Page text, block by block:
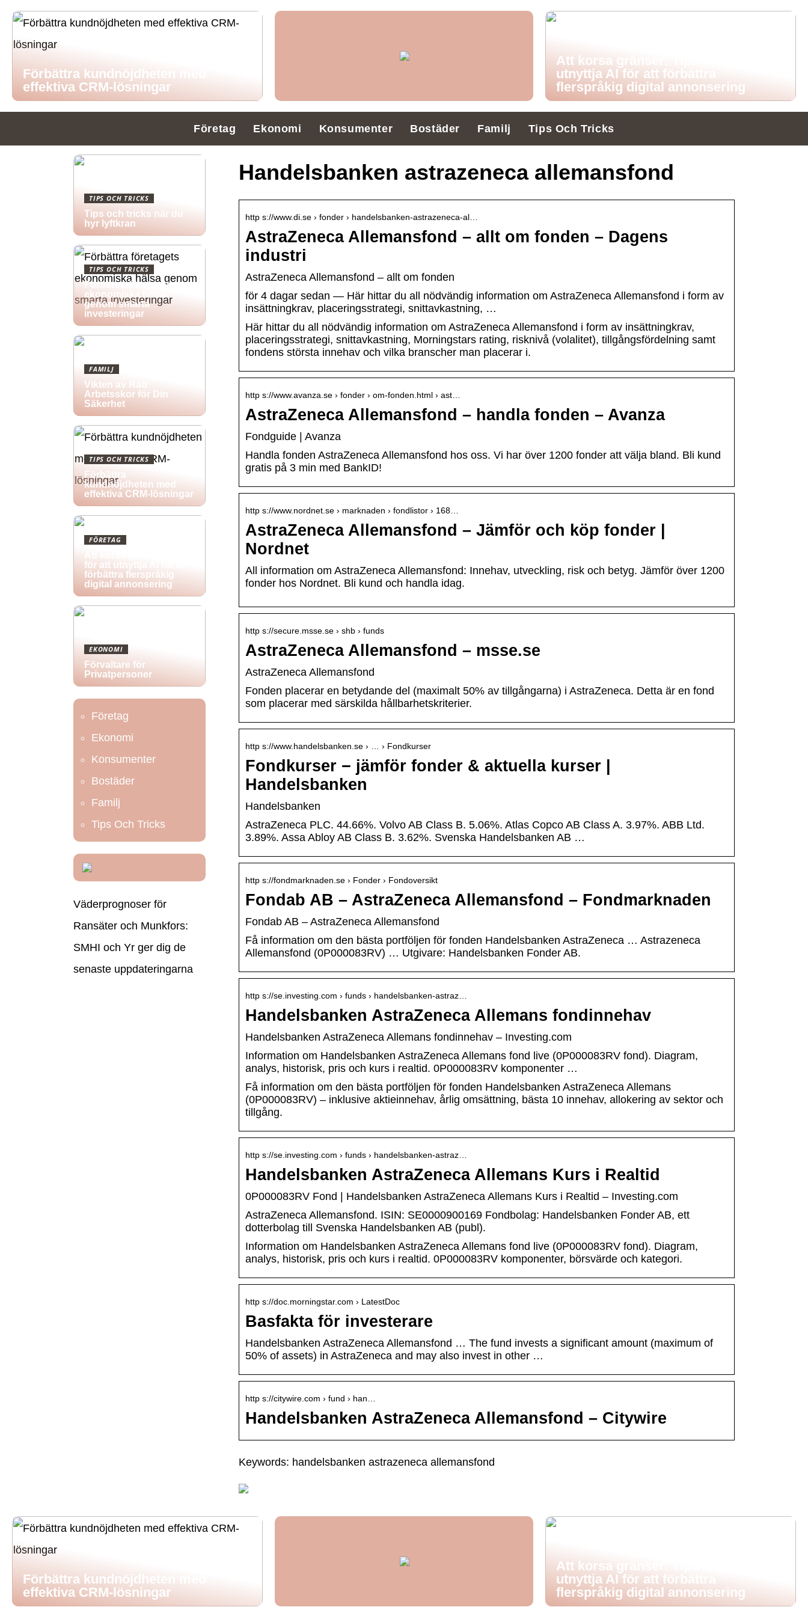
Förbättra kundnöjdheten med
effektiva CRM-lösningar
Att korsa gränser: Tips för att
utnyttja AI för att förbättra
flerspråkig digital annonsering
Företag Ekonomi Konsumenter Bostäder Familj Tips Och Tricks
Handelsbanken astrazeneca allemansfond
http s://www.di.se › fonder › handelsbanken-astrazeneca-al…
AstraZeneca Allemansfond – allt om fonden – Dagens
industri
AstraZeneca Allemansfond – allt om fonden
för 4 dagar sedan — Här hittar du all nödvändig information om AstraZeneca Allemansfond i form av
insättningkrav, placeringsstrategi, snittavkastning, …
Här hittar du all nödvändig information om AstraZeneca Allemansfond i form av insättningkrav,
placeringsstrategi, snittavkastning, Morningstars rating, risknivå (volalitet), tillgångsfördelning samt
fondens största innehav och vilka branscher man placerar i.
http s://www.avanza.se › fonder › om-fonden.html › ast…
AstraZeneca Allemansfond – handla fonden – Avanza
Fondguide | Avanza
Handla fonden AstraZeneca Allemansfond hos oss. Vi har över 1200 fonder att välja bland. Bli kund
gratis på 3 min med BankID!
http s://www.nordnet.se › marknaden › fondlistor › 168…
AstraZeneca Allemansfond – Jämför och köp fonder |
Nordnet
All information om AstraZeneca Allemansfond: Innehav, utveckling, risk och betyg. Jämför över 1200
fonder hos Nordnet. Bli kund och handla idag.
http s://secure.msse.se › shb › funds
AstraZeneca Allemansfond – msse.se
AstraZeneca Allemansfond
Fonden placerar en betydande del (maximalt 50% av tillgångarna) i AstraZeneca. Detta är en fond
som placerar med särskilda hållbarhetskriterier.
http s://www.handelsbanken.se › … › Fondkurser
Fondkurser − jämför fonder & aktuella kurser |
Handelsbanken
Handelsbanken
AstraZeneca PLC. 44.66%. Volvo AB Class B. 5.06%. Atlas Copco AB Class A. 3.97%. ABB Ltd.
3.89%. Assa Abloy AB Class B. 3.62%. Svenska Handelsbanken AB …
http s://fondmarknaden.se › Fonder › Fondoversikt
Fondab AB – AstraZeneca Allemansfond – Fondmarknaden
Fondab AB – AstraZeneca Allemansfond
Få information om den bästa portföljen för fonden Handelsbanken AstraZeneca … Astrazeneca
Allemansfond (0P000083RV) … Utgivare: Handelsbanken Fonder AB.
http s://se.investing.com › funds › handelsbanken-astraz…
Handelsbanken AstraZeneca Allemans fondinnehav
Handelsbanken AstraZeneca Allemans fondinnehav – Investing.com
Information om Handelsbanken AstraZeneca Allemans fond live (0P000083RV fond). Diagram,
analys, historisk, pris och kurs i realtid. 0P000083RV komponenter …
Få information om den bästa portföljen för fonden Handelsbanken AstraZeneca Allemans
(0P000083RV) – inklusive aktieinnehav, årlig omsättning, bästa 10 innehav, allokering av sektor och
tillgång.
http s://se.investing.com › funds › handelsbanken-astraz…
Handelsbanken AstraZeneca Allemans Kurs i Realtid
0P000083RV Fond | Handelsbanken AstraZeneca Allemans Kurs i Realtid – Investing.com
AstraZeneca Allemansfond. ISIN: SE0000900169 Fondbolag: Handelsbanken Fonder AB, ett
dotterbolag till Svenska Handelsbanken AB (publ).
Information om Handelsbanken AstraZeneca Allemans fond live (0P000083RV fond). Diagram,
analys, historisk, pris och kurs i realtid. 0P000083RV komponenter, börsvärde och kategori.
http s://doc.morningstar.com › LatestDoc
Basfakta för investerare
Handelsbanken AstraZeneca Allemansfond … The fund invests a significant amount (maximum of
50% of assets) in AstraZeneca and may also invest in other …
http s://citywire.com › fund › han…
Handelsbanken AstraZeneca Allemansfond – Citywire
Keywords: handelsbanken astrazeneca allemansfond
TIPS OCH TRICKS
Tips och tricks när du
hyr lyftkran
TIPS OCH TRICKS
Förbättra företagets
ekonomiska hälsa
genom smarta
investeringar
FAMILJ
Vikten av Rätt
Arbetsskor för Din
Säkerhet
TIPS OCH TRICKS
Förbättra
kundnöjdheten med
effektiva CRM-lösningar
FÖRETAG
för att utnyttja AI för att
förbättra flerspråkig
digital annonsering
EKONOMI
Förvaltare för
Privatpersoner
Företag
Ekonomi
Konsumenter
Bostäder
Familj
Tips Och Tricks
Väderprognoser för
Ransäter och Munkfors:
SMHI och Yr ger dig de
senaste uppdateringarna
Förbättra kundnöjdheten med
effektiva CRM-lösningar
Att korsa gränser: Tips för att
utnyttja AI för att förbättra
flerspråkig digital annonsering